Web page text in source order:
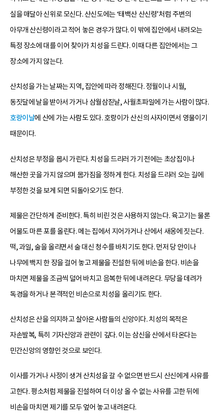
실을 매달아 신위로 모신다. 산신도에는 ‘태백산 산신령’처럼 주변의
아무개 산신령이라고 적어 놓은 경우가 많다. 이 밖에 집안에서 내려오는
특정 장소에 대를 이어 찾아가 치성을 드린다. 이때 다른 집안에서는 그
장소에 가지 않는다.
산치성을 가는 날짜는 지역, 집안에 따라 정해진다. 정월이나 시월,
동짓달에 날을 받아서 가거나 삼월삼짇날, 사월초파일에 가는 사람이 많다.
호랑이날에 산에 가는 사람도 있다. 호랑이가 산신의 사자이면서 영물이기
때문이다.
산치성은 부정을 몹시 가린다. 치성을 드리러 가기 전에는 초상집이나
해산한 곳을 가지 않으며 몸가짐을 정하게 한다. 치성을 드리러 오는 길에
부정한 것을 보게 되면 되돌아오기도 한다.
제물은 간단하게 준비한다. 특히 비린 것은 사용하지 않는다. 육고기는 물론
어물도 마른 포를 올린다. 메는 집에서 지어가거나 산에서 새옹에 짓는다.
떡, 과일, 술을 올리면서 술 대신 청수를 바치기도 한다. 먼저 당 안이나
나무에 백지 한 장을 걸어 놓고 제물을 진설한 뒤에 비손을 한다. 비손을
마치면 제물을 조금씩 덜어 바치고 음복한 뒤에 내려온다. 무당을 데려가
독경을 하거나 본격적인 비손으로 치성을 올리기도 한다.
산치성은 산을 의지하고 살아온 사람들의 신앙이다. 치성의 목적은
자손발복, 특히 기자신앙과 관련이 깊다. 이는 삼신을 산에서 타온다는
민간신앙의 영향인 것으로 보인다.
이사를 가거나 사정이 생겨 산치성을 갈 수 없으면 반드시 산신에게 사유를
고한다. 평소처럼 제물을 진설하여 더 이상 올 수 없는 사유를 고한 뒤에
비손을 마치면 제기를 모두 엎어 놓고 내려온다.